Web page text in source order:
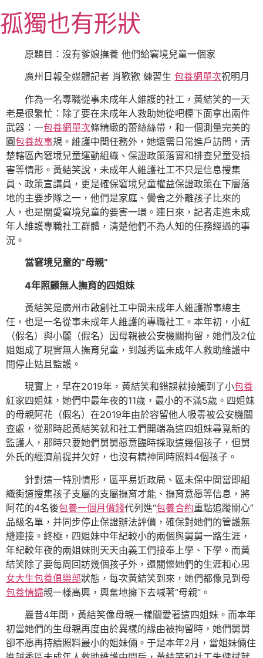
至
主
孤獨也有形狀
原題目：沒有爹娘撫養 他們給窘境兒童一個家
廣州日報全媒體記者 肖歡歡 練習生 包養網單次祝明月
作為一名專職從事未成年人維護的社工，黃結笑的一天
老是很繁忙：除了要在未成年人救助她從吧檯下面拿出兩件
武器：一包養網單次條精緻的蕾絲絲帶，和一個測量完美的
圓包養故事規。維護中間任務外，她還需日常進戶訪問，清
楚轄區內窘境兒童運動組織、保證政策落實和排查兒童受損
害等情形。黃結笑說，未成年人維護社工不只是信息搜集
員、政策宣講員，更是確保窘境兒童權益保證政策在下層落
地的主要步隊之一，他們是家庭、黌舍之外離孩子比來的
人，也是關愛窘境兒童的要害一環。連日來，記者走進未成
年人維護專職社工群體，清楚他們不為人知的任務經過的事
況。
當窘境兒童的“母親”
4年照顧無人撫育的四姐妹
黃結笑是廣州市啟創社工中間未成年人維護辦事總主
任，也是一名從事未成年人維護的專職社工。本年初，小紅
（假名）與小麗（假名）因母親被公安機關拘留，她們及2位
姐姐成了現實無人撫育兒童，到越秀區未成年人救助維護中
間停止姑且監護。
現實上，早在2019年，黃結笑和錯誤就接觸到了小包養
紅家四姐妹，她們中最年夜的11歲，最小的不滿5歲。四姐妹
的母親阿花（假名）在2019年由於容留他人吸毒被公安機關
查處，從那時起黃結笑就和社工們開端為這四姐妹尋覓新的
監護人，那時只要她們舅舅愿意臨時採取這幾個孩子，但舅
外氏的經濟前提并欠好，也沒有精神同時照料4個孩子。
針對這一特別情形，區平易近政局、區未保中間當即組
織街道搜集孩子支屬的支屬撫育才能、撫育意愿等信息，將
阿花的4名後包養一個月價錢代列進“包養合約重點追蹤關心”
品級名單，并同步停止保證辦法評價，確保對她們的管護無
縫連接。終極，四姐妹中年紀較小的兩個與舅舅一路生涯，
年紀較年夜的兩姐妹則天天由義工們接奉上學、下學。而黃
結笑除了要每周回訪幾個孩子外，還關懷她們的生涯和心思
女大生包養俱樂部狀態，每次黃結笑到來，她們都像見到母
包養情婦親一樣高興，興奮地擁下去喊著“母親”。
曩昔4年間，黃結笑像母親一樣關愛著這四姐妹。而本年
初當她們的生母親再度由於異樣的緣由被拘留時，她們舅舅
卻不愿再持續照料最小的姐妹倆。于是本年2月，當姐妹倆住